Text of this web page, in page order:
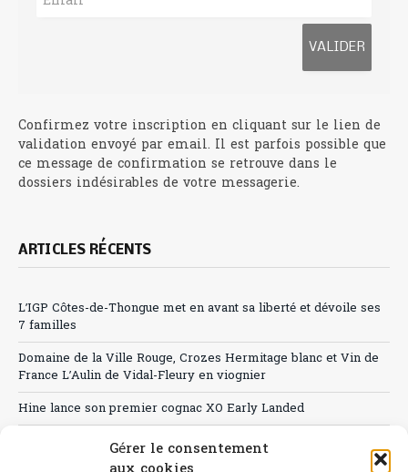
Gérer le consentement
Confirmez votre inscription en cliquant sur le lien de
validation envoyé par email. Il est parfois possible que
ce message de confirmation se retrouve dans le
dossiers indésirables de votre messagerie.
ARTICLES RÉCENTS
L’IGP Côtes-de-Thongue met en avant sa liberté et dévoile ses
7 familles
Domaine de la Ville Rouge, Crozes Hermitage blanc et Vin de
France L’Aulin de Vidal-Fleury en viognier
Hine lance son premier cognac XO Early Landed
Canicule : A quand le CHR à « l’heure espagnole » ?